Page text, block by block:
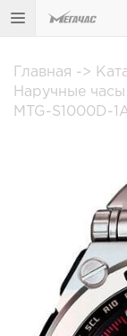
Главная ->
Наручные
MTG-S1000D-